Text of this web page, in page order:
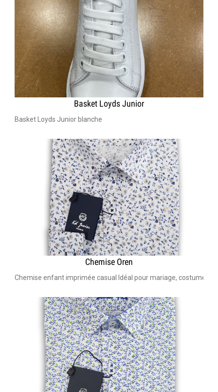
Basket Loyds Junior
Basket Loyds Junior blanche
Chemise Oren
Chemise enfant imprimée casual Idéal pour mariage, costume